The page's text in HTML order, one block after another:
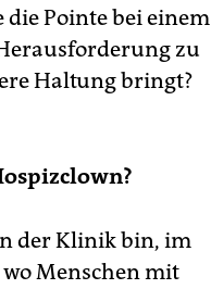
die Pointe bei einem
zu
Haltung bringt?
der Klinik bin, im
Menschen mit